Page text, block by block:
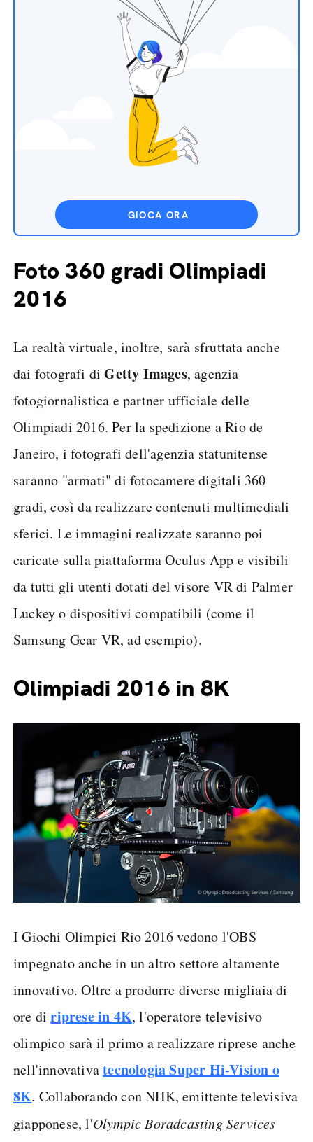
GIOCA ORA
Foto 360 gradi Olimpiadi
2016
La realtà virtuale, inoltre, sarà sfruttata anche
dai fotografi diGetty Images, agenzia
fotogiornalistica e partner ufficiale delle
Olimpiadi 2016. Per la spedizione a Rio de
Janeiro, i fotografi dell'agenzia statunitense
saranno "armati" di fotocamere digitali 360
gradi, così da realizzare contenuti multimediali
sferici. Le immagini realizzate saranno poi
caricate sulla piattaforma Oculus App e visibili
da tutti gli utenti dotati del visore VR di Palmer
Luckey o dispositivi compatibili (come il
Samsung Gear VR, ad esempio).
Olimpiadi 2016 in 8K
I Giochi Olimpici Rio 2016 vedono l'OBS
impegnato anche in un altro settore altamente
innovativo. Oltre a produrre diverse migliaia di
ore diriprese in 4K, l'operatore televisivo
olimpico sarà il primo a realizzare riprese anche
nell'innovativatecnologia Super Hi-Vision o
8K. Collaborando con NHK, emittente televisiva
giapponese, l'Olympic Boradcasting Services